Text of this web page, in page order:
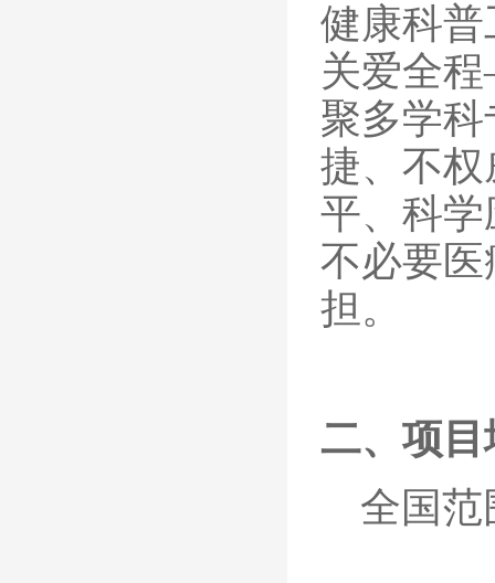
健康科普
关爱全
聚多学
捷、不
平、科
不必要
担。
二、项目
全国范